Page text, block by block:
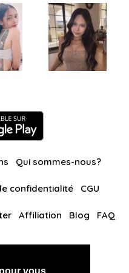
Qui sommes-nous?
confidentialité CGU
Affiliation Blog FAQ